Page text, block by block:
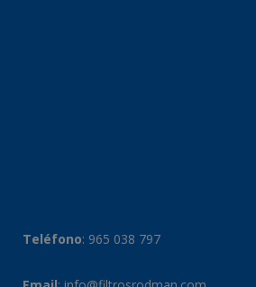
Teléfono: 965 038 797